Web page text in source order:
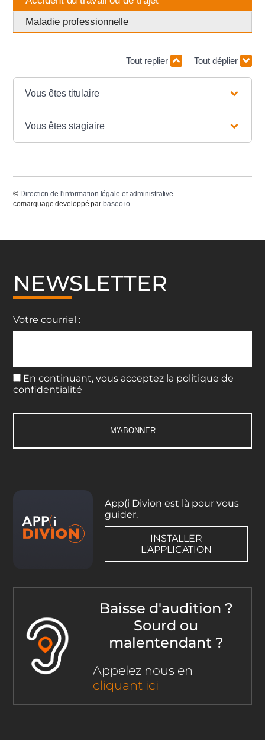
Maladie professionnelle
Tout replier Tout déplier
Vous êtes titulaire
Vous êtes stagiaire
© Direction de l'information légale et administrative
comarquage developpé par baseo.io
NEWSLETTER
Votre courriel :
En continuant, vous acceptez la politique de
confidentialité
App(i Divion est là pour vous
guider.
INSTALLER
L'APPLICATION
Baisse d'audition ?
Sourd ou
malentendant ?
Appelez nous en
cliquant ici